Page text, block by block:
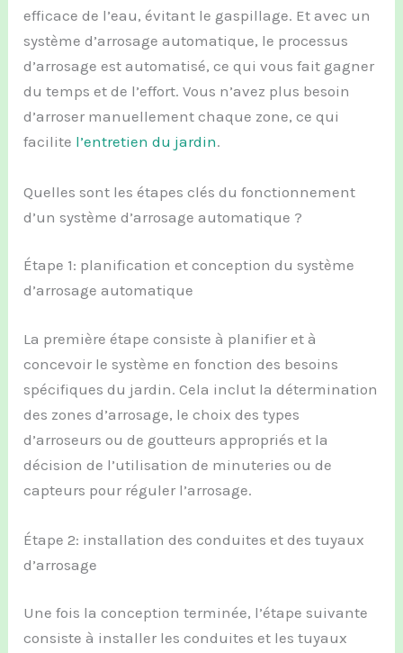
efficace de l’eau, évitant le gaspillage. Et avec un
système d’arrosage automatique, le processus
d’arrosage est automatisé, ce qui vous fait gagner
du temps et de l’effort. Vous n’avez plus besoin
d’arroser manuellement chaque zone, ce qui
facilite l’entretien du jardin.
Quelles sont les étapes clés du fonctionnement
d’un système d’arrosage automatique ?
Étape 1: planification et conception du système
d’arrosage automatique
La première étape consiste à planifier et à
concevoir le système en fonction des besoins
spécifiques du jardin. Cela inclut la détermination
des zones d’arrosage, le choix des types
d’arroseurs ou de goutteurs appropriés et la
décision de l’utilisation de minuteries ou de
capteurs pour réguler l’arrosage.
Étape 2: installation des conduites et des tuyaux
d’arrosage
Une fois la conception terminée, l’étape suivante
consiste à installer les conduites et les tuyaux